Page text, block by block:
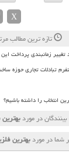
X
تازه ترین مطالب
تغییر زمانبندی پرداخت
انتخاب را داشته باشیم؟
در مورد
شما در موردبهترین